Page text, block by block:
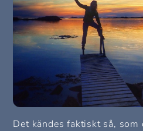
Det kändes faktiskt så, som